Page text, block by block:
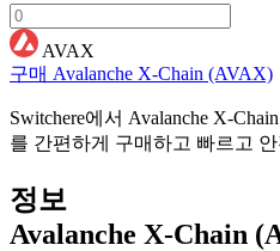
AVAX
구매 Avalanche X-Chain (AVAX)
Switchere에서 Avalanche X-
를 간편하게 구매하고 빠르고
정보
Avalanche X-Chain